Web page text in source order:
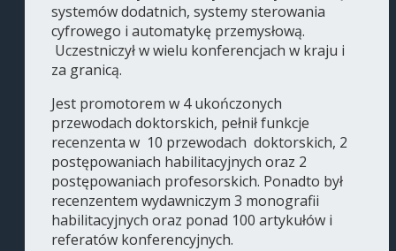
systemów dodatnich, systemy sterowania
cyfrowego i automatykę przemysłową.
Uczestniczył w wielu konferencjach w kraju i
za granicą.
Jest promotorem w 4 ukończonych
przewodach doktorskich, pełnił funkcje
recenzenta w 10 przewodach doktorskich, 2
postępowaniach habilitacyjnych oraz 2
postępowaniach profesorskich. Ponadto był
recenzentem wydawniczym 3 monografii
habilitacyjnych oraz ponad 100 artykułów i
referatów konferencyjnych.